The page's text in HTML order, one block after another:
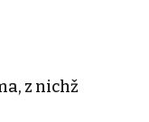
z nichž